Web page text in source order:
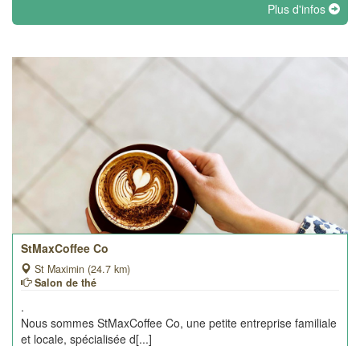
Plus d'infos
StMaxCoffee Co
St Maximin (24.7 km)
Salon de thé
.
Nous sommes StMaxCoffee Co, une petite entreprise familiale
et locale, spécialisée d[...]